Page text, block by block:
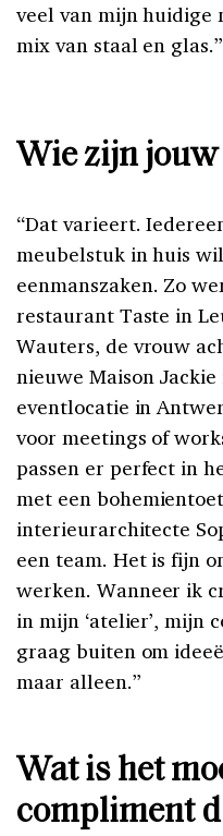
veel van mijn huidige
mix van staal en glas.”
Wie zijn
“Dat varieert.
meubelstuk in huis
eenmanszaken. Zo
restaurant Taste in
Wauters, de vrouw
nieuwe Maison
eventlocatie in
voor meetings of
passen er perfect in
met een
interieurarchitecte
een team. Het is fijn
werken. Wanneer ik
in mijn ‘atelier’, mijn
graag buiten om
maar alleen.”
Wat is het
compliment